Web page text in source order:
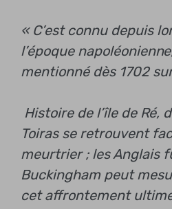
« C’est connu depuis
l’époque
mentionné dès 1702
Histoire de l’île de Ré,
Toiras se retrouvent
meurtrier ; les Anglais
Buckingham peut
cet affrontement